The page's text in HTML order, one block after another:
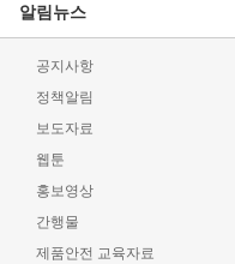
알림뉴스
공지사항
정책알림
보도자료
웹툰
홍보영상
간행물
제품안전 교육자료